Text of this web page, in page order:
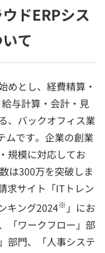
ドERPシス
て
めとし、経費精算・
与計算・会計・見
、バックオフィス業
ムです。企業の創業
規模に対応してお
は300万を突破しま
求サイト「ITトレン
キング2024※ 」にお
「ワークフロー」部
部門、「人事システ